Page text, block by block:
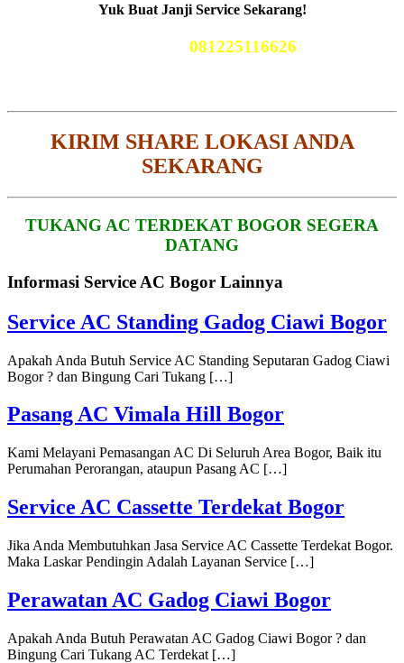
Yuk Buat Janji Service Sekarang!
081225116626
KIRIM SHARE LOKASI ANDA
SEKARANG
TUKANG AC TERDEKAT BOGOR SEGERA
DATANG
Informasi Service AC Bogor Lainnya
Service AC Standing Gadog Ciawi Bogor
Apakah Anda Butuh Service AC Standing Seputaran Gadog Ciawi
Bogor ? dan Bingung Cari Tukang […]
Pasang AC Vimala Hill Bogor
Kami Melayani Pemasangan AC Di Seluruh Area Bogor, Baik itu
Perumahan Perorangan, ataupun Pasang AC […]
Service AC Cassette Terdekat Bogor
Jika Anda Membutuhkan Jasa Service AC Cassette Terdekat Bogor.
Maka Laskar Pendingin Adalah Layanan Service […]
Perawatan AC Gadog Ciawi Bogor
Apakah Anda Butuh Perawatan AC Gadog Ciawi Bogor ? dan
Bingung Cari Tukang AC Terdekat […]